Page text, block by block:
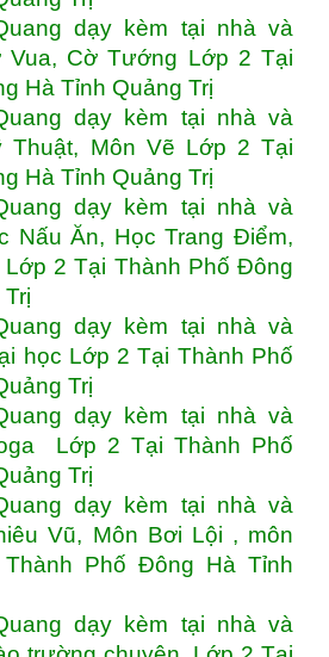
dạy kèm tại nhà và
Vua, Cờ Tướng Lớp 2 Tại
Hà Tỉnh Quảng Trị
dạy kèm tại nhà và
Thuật, Môn Vẽ Lớp 2 Tại
Hà Tỉnh Quảng Trị
dạy kèm tại nhà và
Nấu Ăn, Học Trang Điểm,
2 Tại Thành Phố Đông
dạy kèm tại nhà và
học Lớp 2 Tại Thành Phố
Trị
dạy kèm tại nhà và
Lớp 2 Tại Thành Phố
Trị
dạy kèm tại nhà và
Vũ, Môn Bơi Lội , môn
Phố Đông Hà Tỉnh
dạy kèm tại nhà và